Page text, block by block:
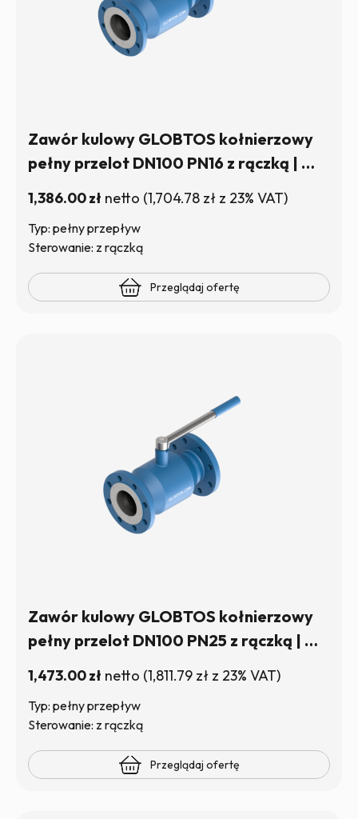
Zawór kulowy GLOBTOS kołnierzowy
pełny przelot DN100 PN16 z rączką | W
1,386.00zł netto (1,704.78 zł z 23% VAT)
Typ: pełny przepływ
Sterowanie: z rączką
Przeglądaj ofertę
Zawór kulowy GLOBTOS kołnierzowy
pełny przelot DN100 PN25 z rączką | W
1,473.00zł netto (1,811.79 zł z 23% VAT)
Typ: pełny przepływ
Sterowanie: z rączką
Przeglądaj ofertę